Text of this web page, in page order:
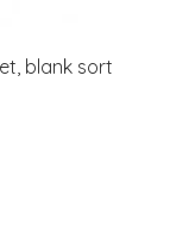
blank sort